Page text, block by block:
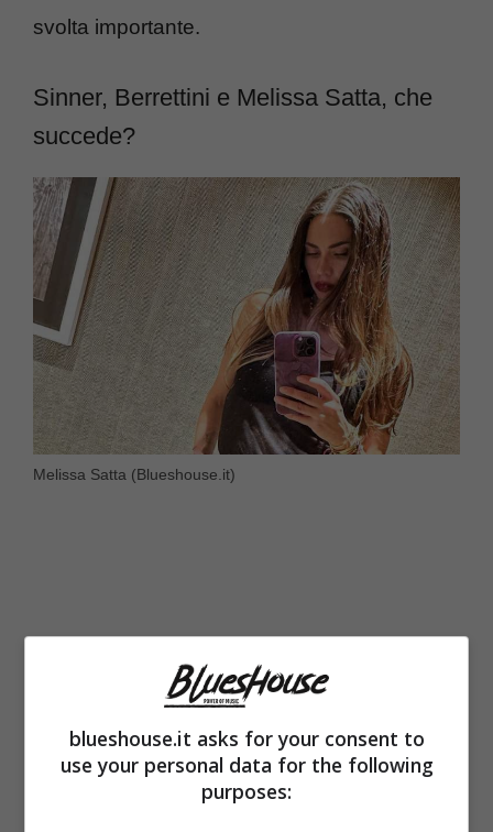
svolta importante.
Sinner, Berrettini e Melissa Satta, che
succede?
Melissa Satta (Blueshouse.it)
blueshouse.it asks for your consent to
use your personal data for the following
purposes: